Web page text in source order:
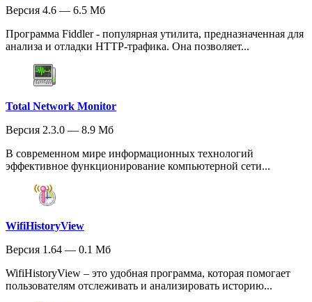
Версия 4.6 — 6.5 Мб
Программа Fiddler - популярная утилита, предназначенная для
анализа и отладки HTTP-трафика. Она позволяет...
Total Network Monitor
Версия 2.3.0 — 8.9 Мб
В современном мире информационных технологий
эффективное функционирование компьютерной сети...
WifiHistoryView
Версия 1.64 — 0.1 Мб
WifiHistoryView – это удобная программа, которая помогает
пользователям отслеживать и анализировать историю...